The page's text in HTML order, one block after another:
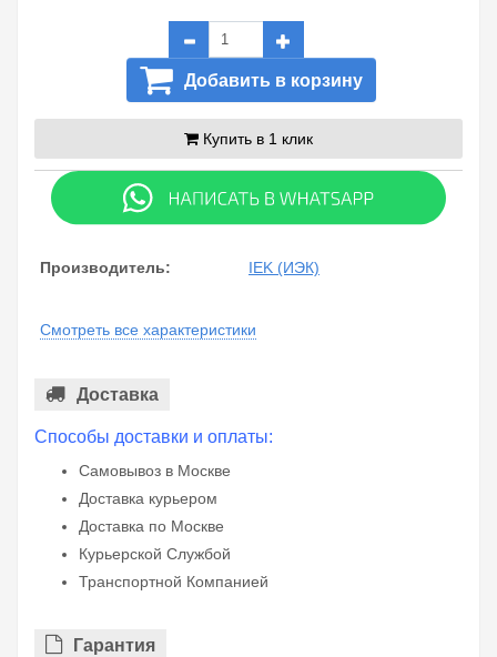
Добавить в корзину
Купить в 1 клик
Производитель: IEK (ИЭК)
Смотреть все характеристики
Доставка
Способы доставки и оплаты:
Самовывоз в Москве
Доставка курьером
Доставка по Москве
Курьерской Службой
Транспортной Компанией
Гарантия